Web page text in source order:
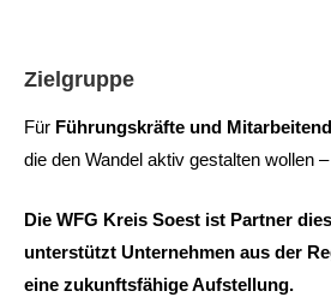
Zielgruppe
Für Führungskräfte und
die den Wandel aktiv gestalten wollen
Die WFG Kreis Soest ist Partner
unterstützt Unternehmen aus der
eine zukunftsfähige Aufstellung.